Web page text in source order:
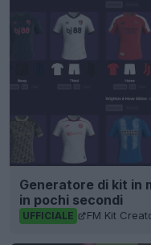
Generatore di kit in
in pochi secondi
UFFICIALE FM Kit